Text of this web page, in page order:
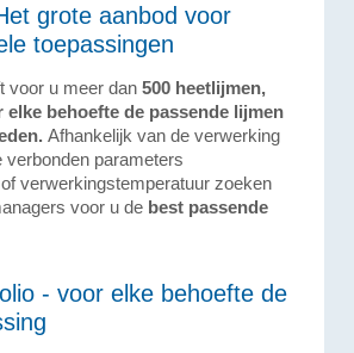
grote aanbod voor
toepassingen
voor u meer dan 500 heetlijmen,
behoefte de passende lijmen
Afhankelijk van de verwerking
verbonden parameters
verwerkingstemperatuur zoeken
voor u de best passende
- voor elke behoefte de